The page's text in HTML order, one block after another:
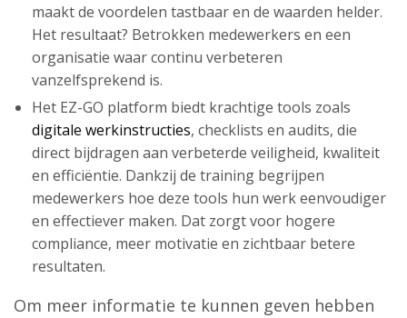
maakt de voordelen tastbaar en de waarden helder.
Het resultaat? Betrokken medewerkers en een
organisatie waar continu verbeteren
vanzelfsprekend is.
Het EZ-GO platform biedt krachtige tools zoals
digitale werkinstructies, checklists en audits, die
direct bijdragen aan verbeterde veiligheid, kwaliteit
en efficiëntie. Dankzij de training begrijpen
medewerkers hoe deze tools hun werk eenvoudiger
en effectiever maken. Dat zorgt voor hogere
compliance, meer motivatie en zichtbaar betere
resultaten.
Om meer informatie te kunnen geven hebben